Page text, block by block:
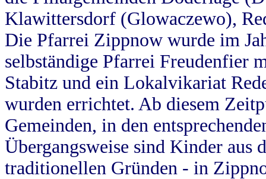
Klawittersdorf (Glowaczewo),
Die Pfarrei Zippnow wurde im
selbständige Pfarrei Freudenfier
Stabitz und ein Lokalvikariat
wurden errichtet. Ab diesem
Gemeinden, in den
Übergangsweise sind Kinder aus
traditionellen Gründen - in